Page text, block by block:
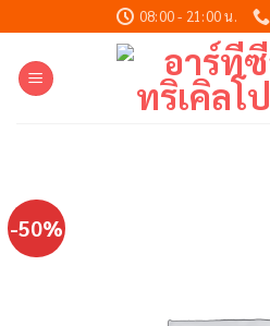
to
content
08:00 - 21:00 น.
-50%